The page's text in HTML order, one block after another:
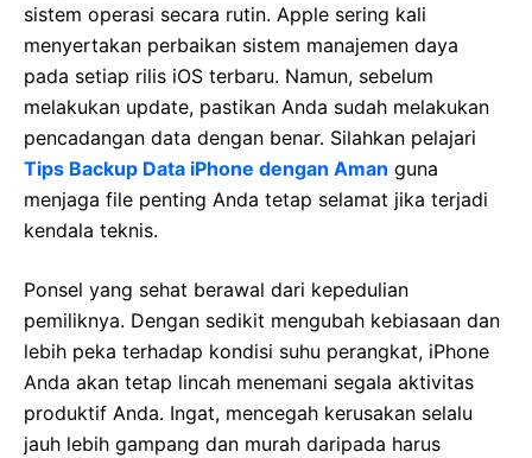
sistem operasi secara rutin. Apple sering kali
menyertakan perbaikan sistem manajemen daya
pada setiap rilis iOS terbaru. Namun, sebelum
melakukan update, pastikan Anda sudah melakukan
pencadangan data dengan benar. Silahkan pelajari
Tips Backup Data iPhone dengan Aman guna
menjaga file penting Anda tetap selamat jika terjadi
kendala teknis.
Ponsel yang sehat berawal dari kepedulian
pemiliknya. Dengan sedikit mengubah kebiasaan dan
lebih peka terhadap kondisi suhu perangkat, iPhone
Anda akan tetap lincah menemani segala aktivitas
produktif Anda. Ingat, mencegah kerusakan selalu
jauh lebih gampang dan murah daripada harus